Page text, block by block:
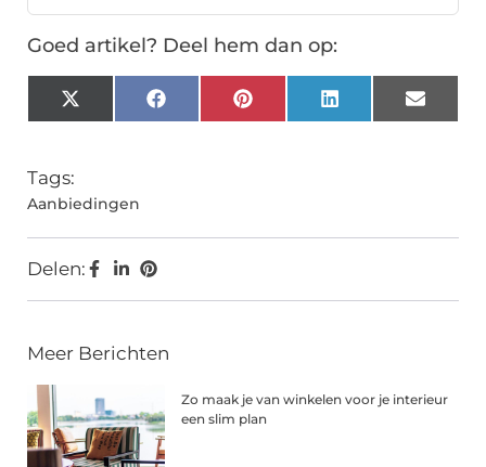
Goed artikel? Deel hem dan op:
X
(Twitter)
FacebookPinterestLinkedInEmail
Tags:
Aanbiedingen
Delen:
Meer Berichten
Zo maak je van winkelen voor je interieur
een slim plan